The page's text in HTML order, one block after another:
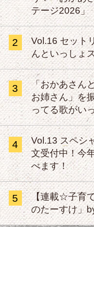
テージ2026」
2
Vol.16 セット
んといっしょ
3
「おかあさん
お姉さん」を
ってる歌がい
4
Vol.13 スペシ
文受付中！今
べます！
5
【連載☆子育
のたーすけ」